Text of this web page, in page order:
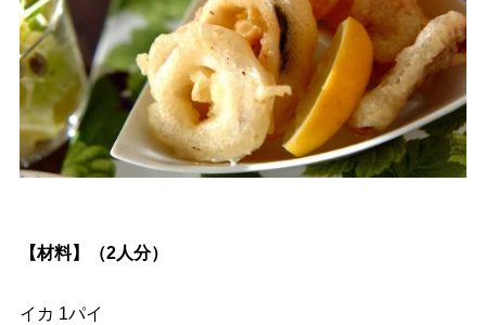
【材料】（2人分）
イカ 1パイ